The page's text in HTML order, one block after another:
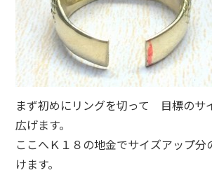
まず初めにリングを切って 目標のサ
広げます。
ここへＫ１８の地金でサイズアップ分
けます。